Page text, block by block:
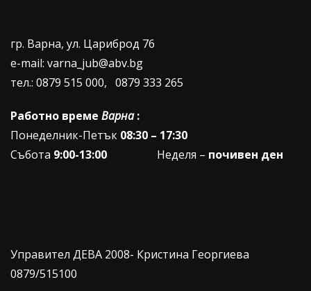
гр. Варна, ул. Цариброд 76
e-mail: varna_jub@abv.bg
тел.: 0879 515 000, 0879 333 265
Работно време Варна:
Понеделник-Петък 08:30 – 17:30
Събота 9:00-13:00 Неделя – почивен ден
Управител ДЕВА 2008- Кристина Георгиева
0879/515100